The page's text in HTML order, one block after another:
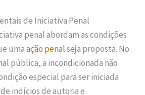
de Iniciativa Penal
penal abordam as condições
umaação penalseja proposta. No
pública, a incondicionada não
especial para ser iniciada
indícios de autoria e